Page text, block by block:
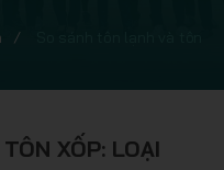
XỐP: LOẠI